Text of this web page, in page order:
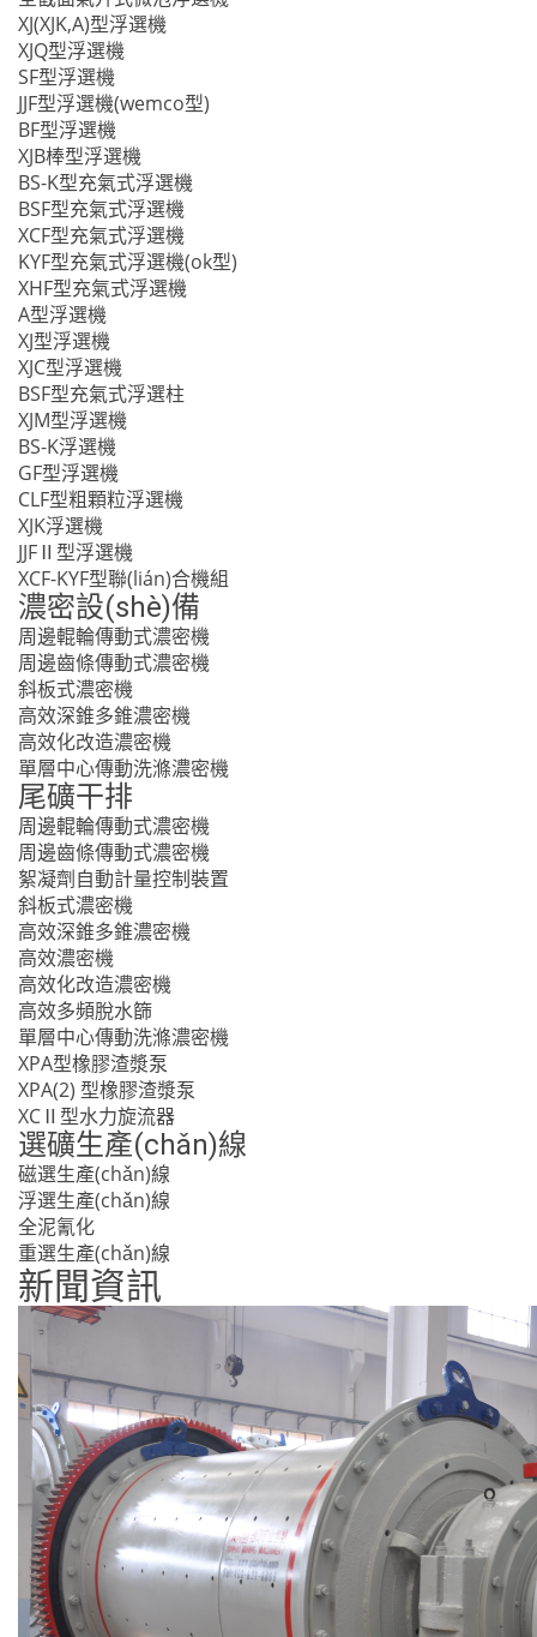
XJ(XJK,A)型浮選機
XJQ型浮選機
SF型浮選機
JJF型浮選機(wemco型)
BF型浮選機
XJB棒型浮選機
BS-K型充氣式浮選機
BSF型充氣式浮選機
XCF型充氣式浮選機
KYF型充氣式浮選機(ok型)
XHF型充氣式浮選機
A型浮選機
XJ型浮選機
XJC型浮選機
BSF型充氣式浮選柱
XJM型浮選機
BS-K浮選機
GF型浮選機
CLF型粗顆粒浮選機
XJK浮選機
JJFⅡ型浮選機
XCF-KYF型聯(lián)合機組
濃密設(shè)備
周邊輥輪傳動式濃密機
周邊齒條傳動式濃密機
斜板式濃密機
高效深錐多錐濃密機
高效化改造濃密機
單層中心傳動洗滌濃密機
尾礦干排
周邊輥輪傳動式濃密機
周邊齒條傳動式濃密機
絮凝劑自動計量控制裝置
斜板式濃密機
高效深錐多錐濃密機
高效濃密機
高效化改造濃密機
高效多頻脫水篩
單層中心傳動洗滌濃密機
XPA型橡膠渣漿泵
XPA(2) 型橡膠渣漿泵
XCⅡ型水力旋流器
選礦生產(chǎn)線
磁選生產(chǎn)線
浮選生產(chǎn)線
全泥氰化
重選生產(chǎn)線
新聞資訊